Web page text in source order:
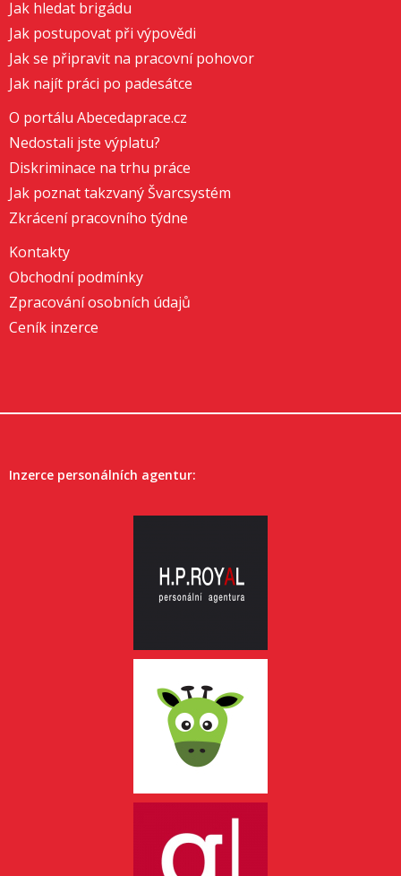
Jak hledat brigádu
Jak postupovat při výpovědi
Jak se připravit na pracovní pohovor
Jak najít práci po padesátce
O portálu Abecedaprace.cz
Nedostali jste výplatu?
Diskriminace na trhu práce
Jak poznat takzvaný Švarcsystém
Zkrácení pracovního týdne
Kontakty
Obchodní podmínky
Zpracování osobních údajů
Ceník inzerce
Inzerce personálních agentur: